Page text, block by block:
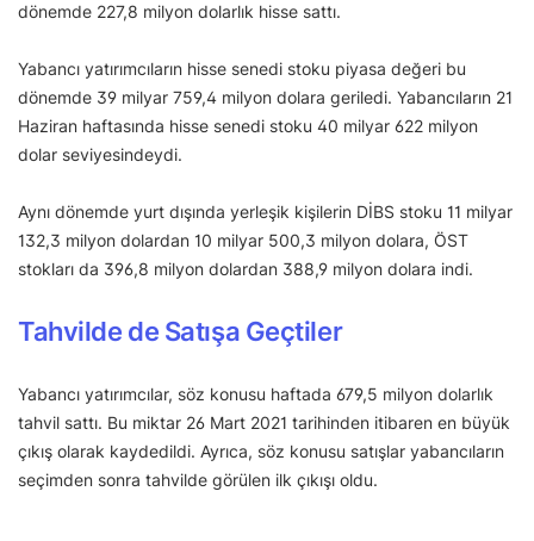
dönemde 227,8 milyon dolarlık hisse sattı.
Yabancı yatırımcıların hisse senedi stoku piyasa değeri bu
dönemde 39 milyar 759,4 milyon dolara geriledi. Yabancıların 21
Haziran haftasında hisse senedi stoku 40 milyar 622 milyon
dolar seviyesindeydi.
Aynı dönemde yurt dışında yerleşik kişilerin DİBS stoku 11 milyar
132,3 milyon dolardan 10 milyar 500,3 milyon dolara, ÖST
stokları da 396,8 milyon dolardan 388,9 milyon dolara indi.
Tahvilde de Satışa Geçtiler
Yabancı yatırımcılar, söz konusu haftada 679,5 milyon dolarlık
tahvil sattı. Bu miktar 26 Mart 2021 tarihinden itibaren en büyük
çıkış olarak kaydedildi. Ayrıca, söz konusu satışlar yabancıların
seçimden sonra tahvilde görülen ilk çıkışı oldu.